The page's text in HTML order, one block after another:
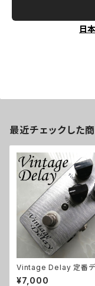
日
最近チェックした
Vintage Delay 定番デ
キット【BASIC KIT】
¥7,000